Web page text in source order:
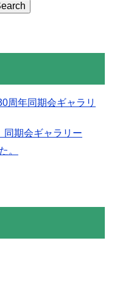
周年同期会ギャラリ
期会ギャラリー
。